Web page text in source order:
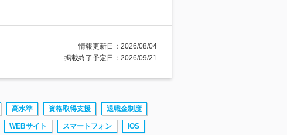
情報更新日：2026/08/04
掲載終了予定日：2026/09/21
高水準 資格取得支援 退職金制度
WEBサイト スマートフォン iOS